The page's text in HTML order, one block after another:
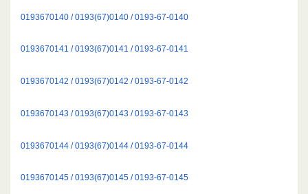
0193670140 / 0193(67)0140 / 0193-67-0140
0193670141 / 0193(67)0141 / 0193-67-0141
0193670142 / 0193(67)0142 / 0193-67-0142
0193670143 / 0193(67)0143 / 0193-67-0143
0193670144 / 0193(67)0144 / 0193-67-0144
0193670145 / 0193(67)0145 / 0193-67-0145